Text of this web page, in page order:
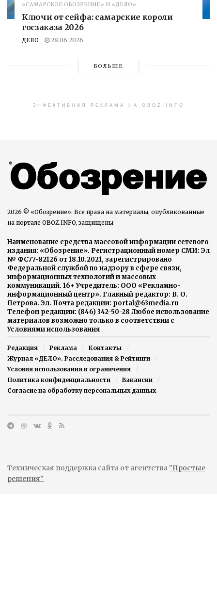
«САМАРСКОЕ ОБОЗРЕНИЕ» И «ДЕЛО»
Ключи от сейфа: самарские короли
госзаказа 2026
ДЕЛО 28.06.2026
БОЛЬШЕ
ЭФФЕКТИВНАЯ РЕКЛАМА НА OBOZ.INFO
2026 © «Обозрение». Все права на материалы, опубликованные
на портале OBOZ.INFO, защищены
Наименование средства массовой информации сетевого
издания: «Обозрение». Регистрационный номер СМИ: Эл
№ ФС77-82126 от 18.10.2021, зарегистрировано
Федеральной службой по надзору в сфере связи,
информационных технологий и массовых
коммуникаций. 16+ Учредитель: ООО «Рекламно-
информационный центр». Главный редактор: В. О.
Петрова. Эл. Почта редакции: portal@63media.ru
Телефон редакции: (846) 342-50-28 Любое использование
материалов возможно только в соответствии с
Условиями использования
Редакция Реклама
Контакты
Журнал «ДЕЛО». Расследования & Рейтинги
Условия использования и ограничения
Политика конфиденциальности
Вакансии
Согласие на обработку персональных данных
Техническая поддержка сайта от агентства "Простые
решения"